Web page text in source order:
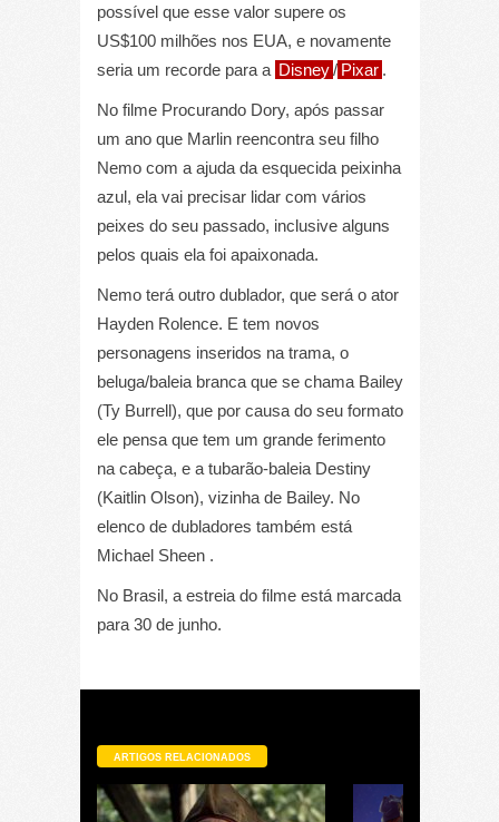
possível que esse valor supere os
US$100 milhões nos EUA, e novamente
seria um recorde para a Disney / Pixar .
No filme Procurando Dory, após passar
um ano que Marlin reencontra seu filho
Nemo com a ajuda da esquecida peixinha
azul, ela vai precisar lidar com vários
peixes do seu passado, inclusive alguns
pelos quais ela foi apaixonada.
Nemo terá outro dublador, que será o ator
Hayden Rolence. E tem novos
personagens inseridos na trama, o
beluga/baleia branca que se chama Bailey
(Ty Burrell), que por causa do seu formato
ele pensa que tem um grande ferimento
na cabeça, e a tubarão-baleia Destiny
(Kaitlin Olson), vizinha de Bailey. No
elenco de dubladores também está
Michael Sheen .
No Brasil, a estreia do filme está marcada
para 30 de junho.
ARTIGOS RELACIONADOS